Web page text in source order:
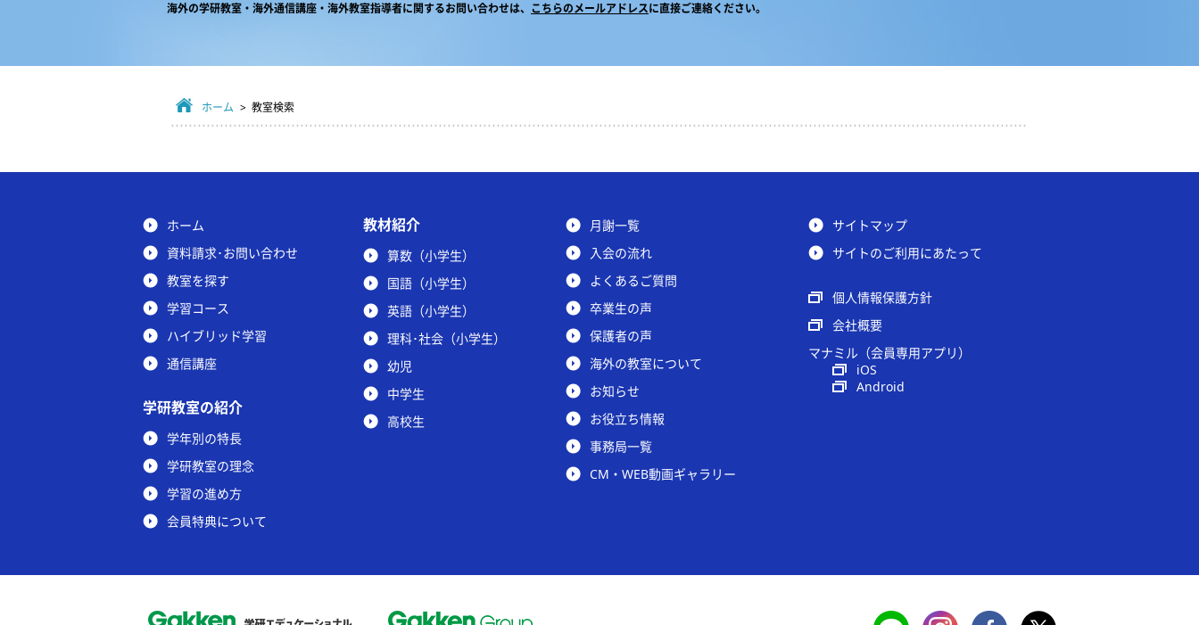
海外の学研教室・海外通信講座・海外教室指導者に関するお問い合わせは、 こちらのメールアドレスに直接ご連絡ください。
ホーム > 教室検索
ホーム
資料請求･お問い合わせ
教室を探す
学習コース
ハイブリッド学習
通信講座
学研教室の紹介
学年別の特長
学研教室の理念
学習の進め方
会員特典について
教材紹介
算数（小学生）
国語（小学生）
英語（小学生）
理科･社会（小学生）
幼児
中学生
高校生
月謝一覧
入会の流れ
よくあるご質問
卒業生の声
保護者の声
海外の教室について
お知らせ
お役立ち情報
事務局一覧
CM・WEB動画ギャラリー
サイトマップ
サイトのご利用にあたって
個人情報保護方針
会社概要
マナミル（会員専用アプリ）
iOS
Android